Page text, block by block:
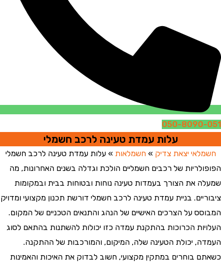
050-8090-
עלות עמדת טעינה לרכב חשמלי
חשמלאי יצאת צדיק» חשמלאות» עלות עמדת טעינה לרכב חשמלי
של רכבים חשמליים הולכת וגדלה בשנים האחרונות, מה
את הצורך בעמדות טעינה נוחות ובטוחות בבית ובמקומות
בניית עמדת טעינה לרכב חשמלי דורשת תכנון מקצועי ומדויק
על הצרכים האישיים של הנהג והתנאים הטכניים של המקום.
הכרוכות בהתקנת עמדה כזו יכולות להשתנות בהתאם לסוג
יכולת הטעינה שלה, המיקום, והמורכבות של ההתקנה.
בוחרים במתקין מקצועי, חשוב לבדוק את האיכות והאמינות